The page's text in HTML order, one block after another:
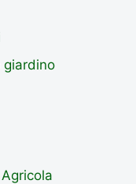
giardino